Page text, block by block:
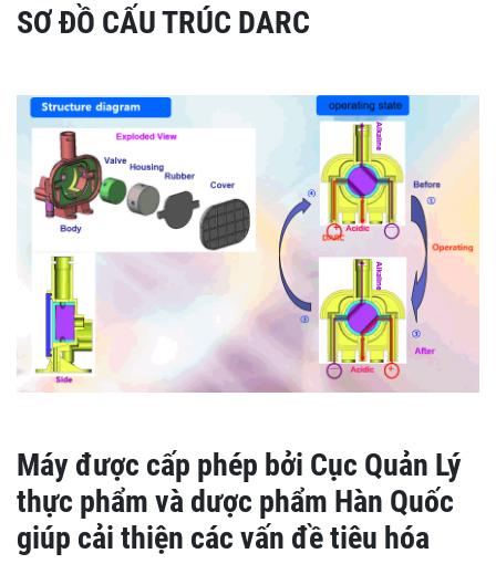
SƠ ĐỒ CẤU TRÚC DARC
Máy được cấp phép bởi Cục Quản Lý
thực phẩm và dược phẩm Hàn Quốc
giúp cải thiện các vấn đề tiêu hóa